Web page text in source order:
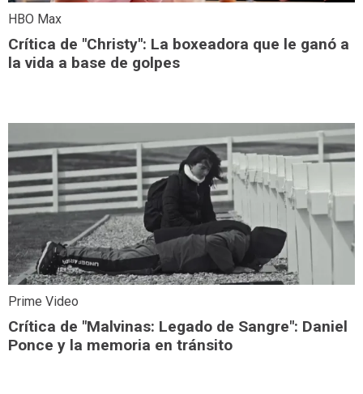
HBO Max
Crítica de "Christy": La boxeadora que le ganó a
la vida a base de golpes
Prime Video
Crítica de "Malvinas: Legado de Sangre": Daniel
Ponce y la memoria en tránsito